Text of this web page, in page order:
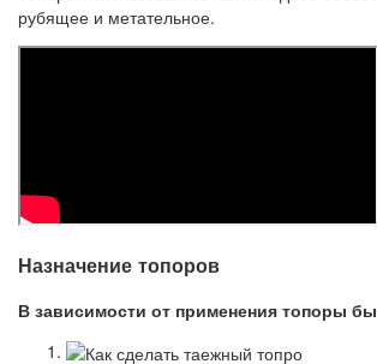
рубящее и метательное.
Назначение топоров
В зависимости от применения топоры